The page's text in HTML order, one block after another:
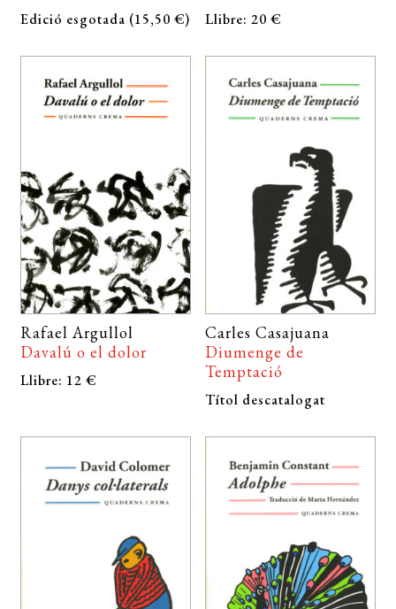
Edició esgotada (15,50 €) Llibre: 20 €
Rafael Argullol
Davalú o el dolor
Llibre: 12 €
Carles Casajuana
Diumenge de
Temptació
Títol descatalogat